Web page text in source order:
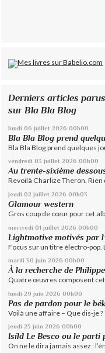
Derniers articles parus
sur Bla Bla Blog
lundi 06 juillet 2026 00h00
Bla Bla Blog prend
Bla Bla Blog prend quelques
vendredi 03 juillet 2026 00h00
Au trente-sixième
Revoilà Charlize Theron. Rien
jeudi 02 juillet 2026 00h03
Glamour western
Gros coup de cœur pour cet
mercredi 01 juillet 2026 00h00
Lightmotive motivés par
Focus sur un titre électro-pop.
mardi 30 juin 2026 00h00
À la recherche de
Quatre œuvres composent
lundi 29 juin 2026 00h00
Pas de pardon pour le
Voilà une affaire – Que dis-je ?
jeudi 25 juin 2026 00h00
Isild Le Besco ou le parti
On ne le dira jamais assez :